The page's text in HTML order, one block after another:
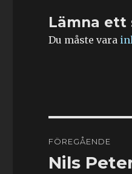
Lämna ett
Du måste vara
FÖREGÅENDE
Föregående
Nils